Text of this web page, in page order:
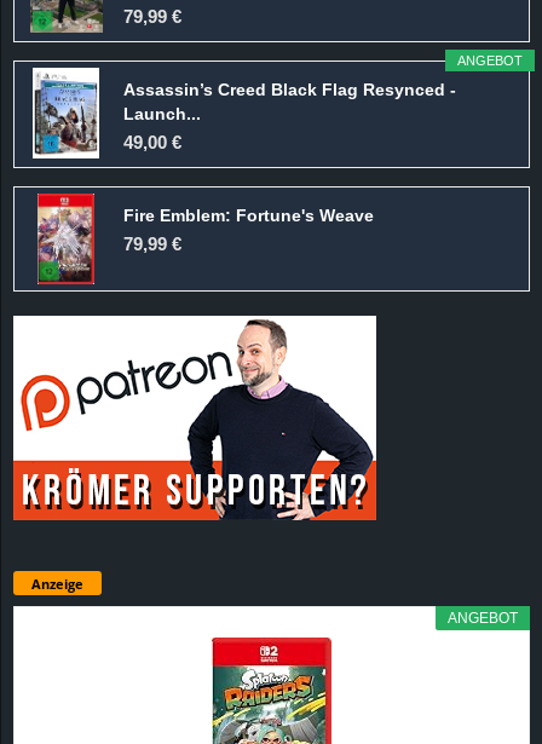
79,99 €
ANGEBOT
Assassin’s Creed Black Flag Resynced -
Launch...
49,00 €
Fire Emblem: Fortune's Weave
79,99 €
Anzeige
ANGEBOT